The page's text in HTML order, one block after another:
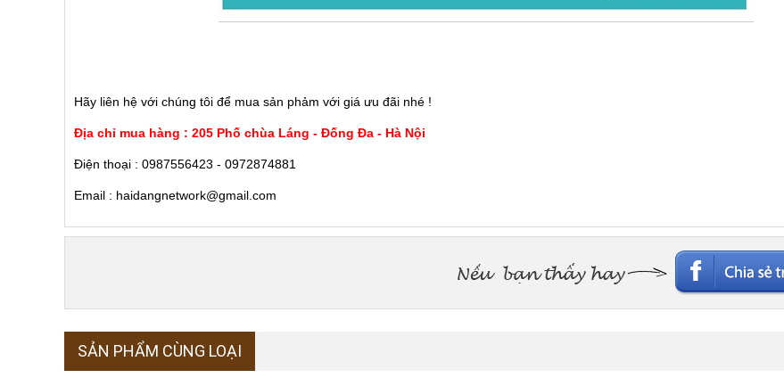
Hãy liên hệ với chúng tôi để mua sản phảm với giá ưu đãi nhé !
Địa chỉ mua hàng : 205 Phố chùa Láng - Đống Đa - Hà Nội
Điện thoại : 0987556423 - 0972874881
Email : haidangnetwork@gmail.com
SẢN PHẨM CÙNG LOẠI